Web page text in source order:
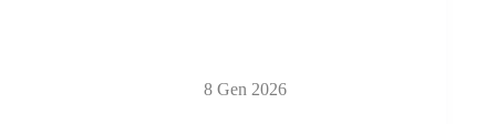
8 Gen 2026